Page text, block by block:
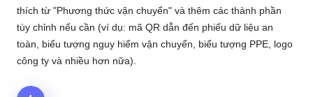
thích từ "Phương thức vận chuyển" và thêm các thành phần
tùy chỉnh nếu cần (ví dụ: mã QR dẫn đến phiếu dữ liệu an
toàn, biểu tượng nguy hiểm vận chuyển, biểu tượng PPE, logo
công ty và nhiều hơn nữa).